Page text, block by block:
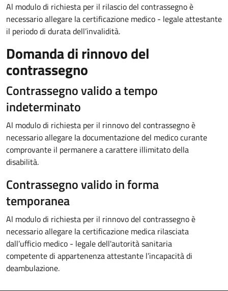
Al modulo di richiesta per il rilascio del contrassegno è
necessario allegare la certificazione medico - legale attestante
il periodo di durata dell’invalidità.
Domanda di rinnovo del
contrassegno
Contrassegno valido a tempo
indeterminato
Al modulo di richiesta per il rinnovo del contrassegno è
necessario allegare la documentazione del medico curante
comprovante il permanere a carattere illimitato della
disabilità.
Contrassegno valido in forma
temporanea
Al modulo di richiesta per il rinnovo del contrassegno è
necessario allegare la certificazione medica rilasciata
dall’ufficio medico - legale dell'autorità sanitaria
competente di appartenenza attestante l’incapacità di
deambulazione.